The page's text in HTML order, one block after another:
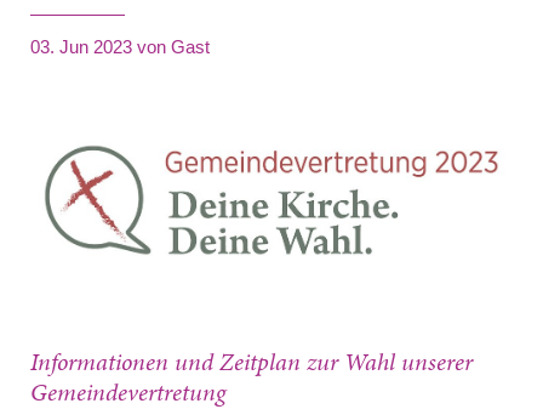
03. Jun 2023 von Gast
Informationen und Zeitplan zur Wahl unserer
Gemeindevertretung